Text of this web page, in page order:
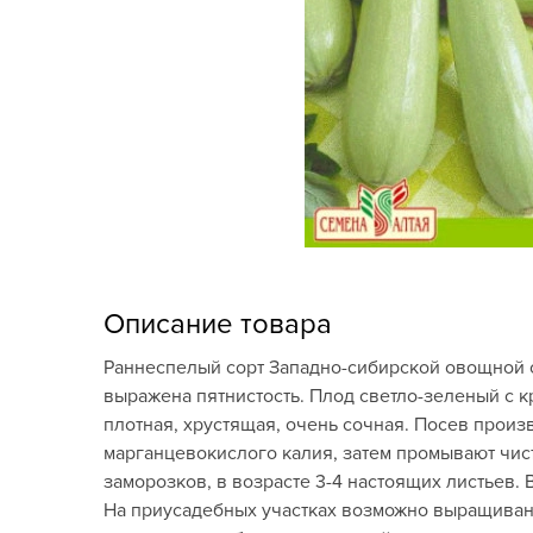
Комнатные горшечные
многолетники Весна
Новогодняя продукция
Отдых в саду, пикник
Подарочные карты
Описание товара
Раннеспелый сорт Западно-сибирской овощной
выражена пятнистость. Плод светло-зеленый с
плотная, хрустящая, очень сочная. Посев
марганцевокислого калия, затем промывают
заморозков, в возрасте 3-4 настоящих
На приусадебных участках возможно